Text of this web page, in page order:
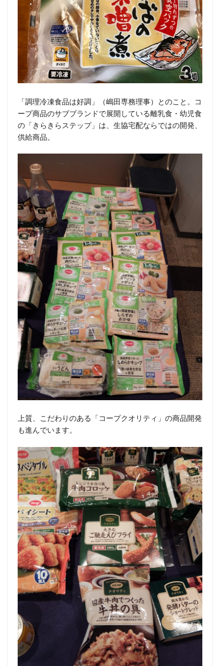
「調理冷凍食品は好調」（嶋田専務理事）とのこと。コ
ープ商品のサブブランドで展開している離乳食・幼児食
の「きらきらステップ」は、生協宅配ならではの開発、
供給商品。
上質、こだわりのある「コープクオリティ」の商品開発
も進んでいます。